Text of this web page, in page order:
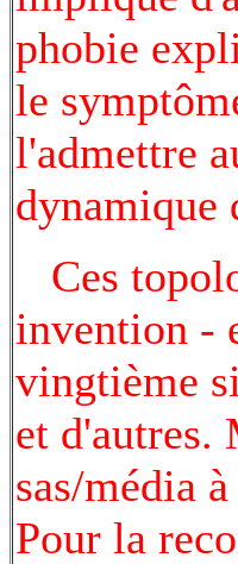
phobie
le
l'admettre
dynamique
Ces
invention -
vingtième
et d'autres.
sas/média
Pour la